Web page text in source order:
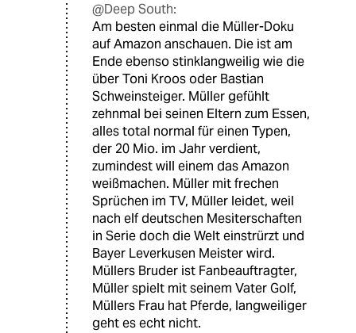
@Deep South:
Am besten einmal die Müller-Doku
auf Amazon anschauen. Die ist am
Ende ebenso stinklangweilig wie die
über Toni Kroos oder Bastian
Schweinsteiger. Müller gefühlt
zehnmal bei seinen Eltern zum Essen,
alles total normal für einen Typen,
der 20 Mio. im Jahr verdient,
zumindest will einem das Amazon
weißmachen. Müller mit frechen
Sprüchen im TV, Müller leidet, weil
nach elf deutschen Mesiterschaften
in Serie doch die Welt einstrürzt und
Bayer Leverkusen Meister wird.
Müllers Bruder ist Fanbeauftragter,
Müller spielt mit seinem Vater Golf,
Müllers Frau hat Pferde, langweiliger
geht es echt nicht.